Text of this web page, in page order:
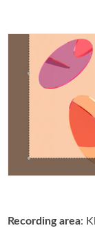
Recording area: